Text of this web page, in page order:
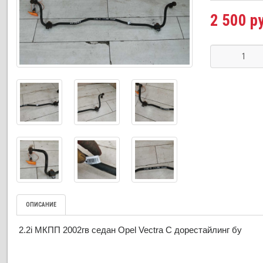
2 500
ОПИСАНИЕ
2.2i МКПП 2002гв седан Opel Vectra C дорестайлинг бу